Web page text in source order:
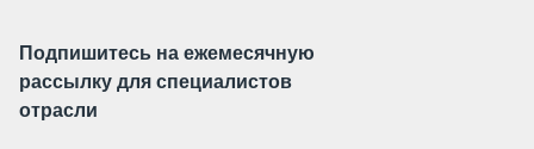
Подпишитесь на ежемесячную
рассылку для специалистов
отрасли